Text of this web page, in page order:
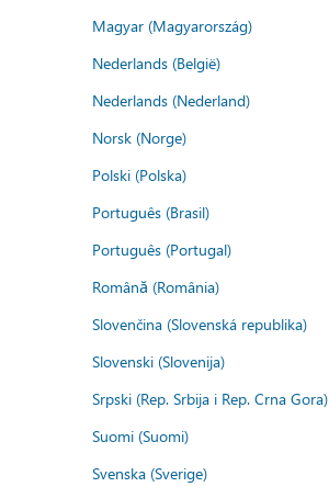
Magyar (Magyarország)
Nederlands (België)
Nederlands (Nederland)
Norsk (Norge)
Polski (Polska)
Português (Brasil)
Português (Portugal)
Română (România)
Slovenčina (Slovenská republika)
Slovenski (Slovenija)
Srpski (Rep. Srbija i Rep. Crna Gora)
Suomi (Suomi)
Svenska (Sverige)